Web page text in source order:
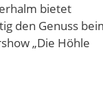
bietet
den Genuss
„Die Höhle